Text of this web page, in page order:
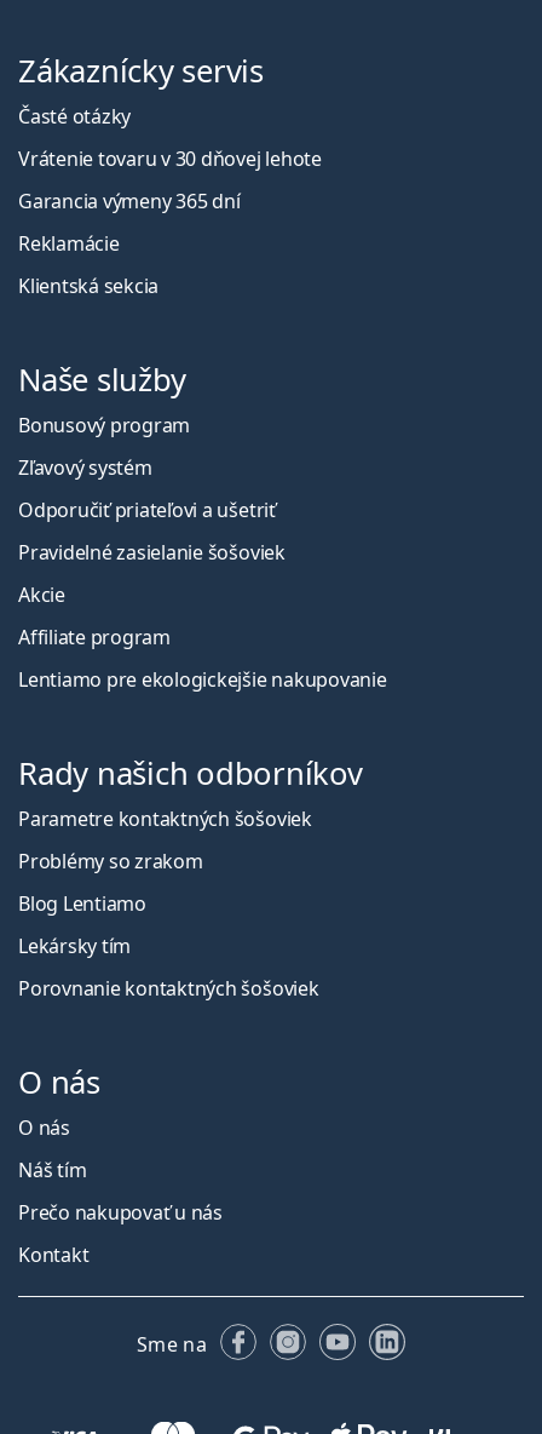
Zákaznícky servis
Časté otázky
Vrátenie tovaru v 30 dňovej lehote
Garancia výmeny 365 dní
Reklamácie
Klientská sekcia
Naše služby
Bonusový program
Zľavový systém
Odporučiť priateľovi a ušetriť
Pravidelné zasielanie šošoviek
Akcie
Affiliate program
Lentiamo pre ekologickejšie nakupovanie
Rady našich odborníkov
Parametre kontaktných šošoviek
Problémy so zrakom
Blog Lentiamo
Lekársky tím
Porovnanie kontaktných šošoviek
O nás
O nás
Náš tím
Prečo nakupovať u nás
Kontakt
Sme na FacebookuInstagrame
YouTubeLinkedIn